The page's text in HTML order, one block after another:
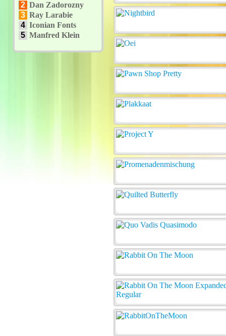
2 Dan Zadorozny
3 Ray Larabie
4 Iconian Fonts
5 Manfred Klein